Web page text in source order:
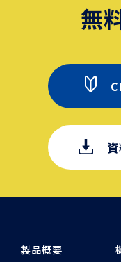
無
製品概要